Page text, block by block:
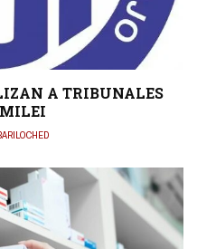
A TRIBUNALES
MILEI